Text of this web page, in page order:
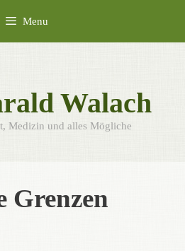
Menu
Walach
Medizin und alles Mögliche
Grenzen